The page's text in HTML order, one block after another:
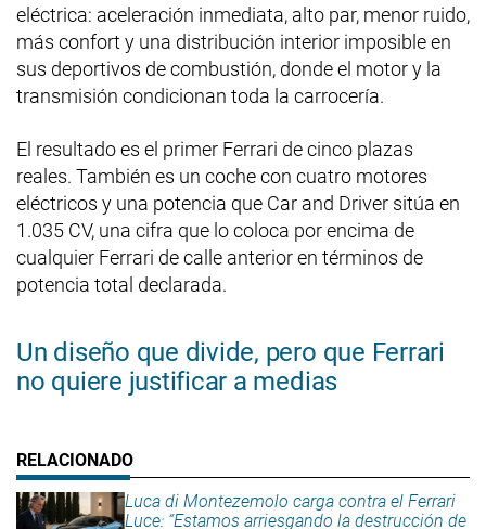
eléctrica: aceleración inmediata, alto par, menor ruido,
más confort y una distribución interior imposible en
sus deportivos de combustión, donde el motor y la
transmisión condicionan toda la carrocería.
El resultado es el primer Ferrari de cinco plazas
reales. También es un coche con cuatro motores
eléctricos y una potencia que Car and Driver sitúa en
1.035 CV, una cifra que lo coloca por encima de
cualquier Ferrari de calle anterior en términos de
potencia total declarada.
Un diseño que divide, pero que Ferrari
no quiere justificar a medias
Luca di Montezemolo carga contra el Ferrari
Luce: “Estamos arriesgando la destrucción de